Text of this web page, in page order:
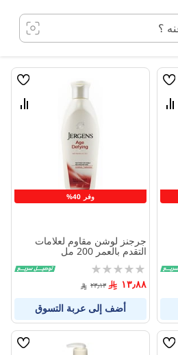
قائمة
قارن
وفر 40%
قائمة
قارن
جرجنز لوشن مقاوم لعلامات
التقدم بالعمر 200 مل
Rating:
0%
١٣٫٨٨ ٢٣٫١٣
أضف إلى عربة التسوق
قائمة
قائمة